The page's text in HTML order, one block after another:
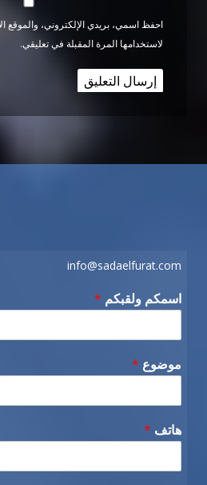
احفظ اسمي، بريدي الإلكتروني، والموقع
لاستخدامها المرة المقبلة في تعليقي.
info@sadaelfurat.com
اسمكم ولقبكم *
موضوع *
هاتف *